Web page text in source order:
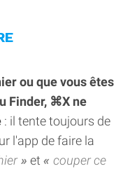
ou que vous êtes
Finder, ⌘X ne
: il tente toujours de
l'app de faire la
et
couper ce